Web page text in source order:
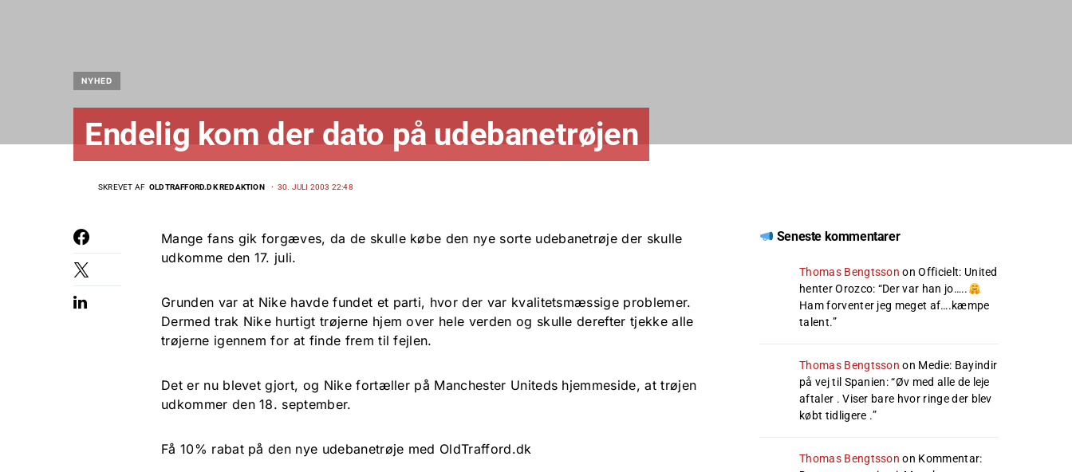
NYHED
Endelig kom der dato på udebanetrøjen
SKREVET AF OLDTRAFFORD.DK REDAKTION 30. JULI 2003 22:48
Mange fans gik forgæves, da de skulle købe den nye sorte udebanetrøje der skulle
udkomme den 17. juli.
Grunden var at Nike havde fundet et parti, hvor der var kvalitetsmæssige problemer.
Dermed trak Nike hurtigt trøjerne hjem over hele verden og skulle derefter tjekke alle
trøjerne igennem for at finde frem til fejlen.
Det er nu blevet gjort, og Nike fortæller på Manchester Uniteds hjemmeside, at trøjen
udkommer den 18. september.
Få 10% rabat på den nye udebanetrøje med OldTrafford.dk
Seneste kommentarer
Thomas Bengtsson onOfficielt: United
henter Orozco: “Der var han jo…..
Ham forventer jeg meget af….kæmpe
talent.”
Thomas Bengtsson on Medie: Bayindir
på vej til Spanien: “Øv med alle de leje
aftaler . Viser bare hvor ringe der blev
købt tidligere .”
Thomas Bengtsson on Kommentar: